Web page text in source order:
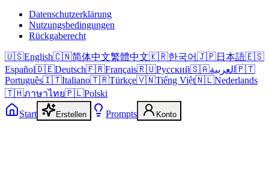
Datenschutzerklärung
Nutzungsbedingungen
Rückgaberecht
🇺🇸English🇨🇳简体中文繁體中文🇰🇷한국어🇯🇵日本語🇪🇸
Español🇩🇪Deutsch🇫🇷Français🇷🇺Русский🇸🇦العربية 🇵🇹
Português🇮🇹Italiano🇹🇷Türkçe🇻🇳Tiếng Việt🇳🇱Nederlands
🇹🇭ภาษาไทย🇵🇱Polski
Start
Erstellen Prompts Konto